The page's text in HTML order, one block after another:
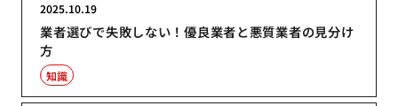
業者選びで失敗しない！優良業者と悪質業者の見分け
方
2025.10.19
知識